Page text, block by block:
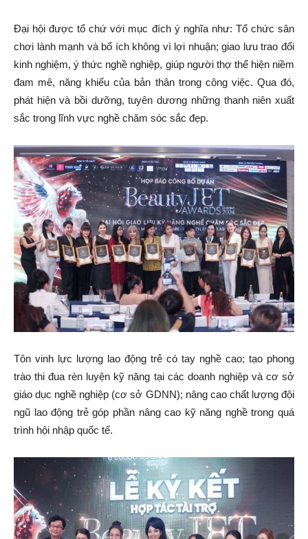
Đại hội được tổ chứ với mục đích ý nghĩa như: Tổ chức sân
chơi lành mạnh và bổ ích không vì lợi nhuận; giao lưu trao đổi
kinh nghiệm, ý thức nghề nghiệp, giúp người thợ thể hiện niềm
đam mê, năng khiếu của bản thân trong công việc. Qua đó,
phát hiện và bồi dưỡng, tuyên dương những thanh niên xuất
sắc trong lĩnh vực nghề chăm sóc sắc đẹp.
Tôn vinh lực lượng lao động trẻ có tay nghề cao; tạo phong
trào thi đua rèn luyện kỹ năng tại các doanh nghiệp và cơ sở
giáo dục nghề nghiệp (cơ sở GDNN); nâng cao chất lượng đội
ngũ lao động trẻ góp phần nâng cao kỹ năng nghề trong quá
trình hội nhập quốc tế.